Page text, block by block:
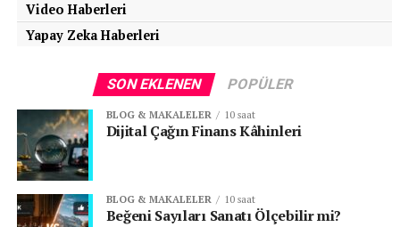
Video Haberleri
Yapay Zeka Haberleri
SON EKLENEN POPÜLER
BLOG & MAKALELER 10 saat
Dijital Çağın Finans Kâhinleri
BLOG & MAKALELER 10 saat
Beğeni Sayıları Sanatı Ölçebilir mi?